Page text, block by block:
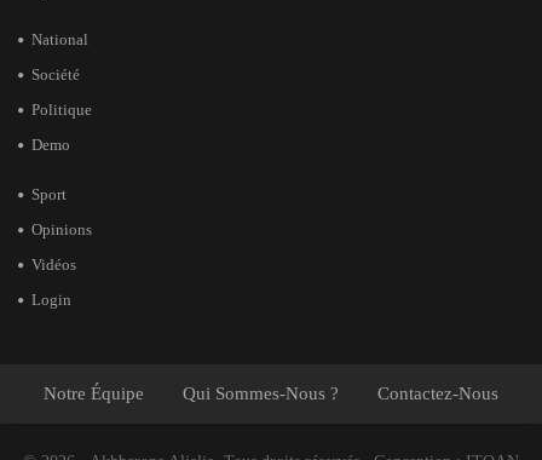
National
Société
Politique
Demo
Sport
Opinions
Vidéos
Login
Notre Équipe Qui Sommes-Nous ? Contactez-Nous